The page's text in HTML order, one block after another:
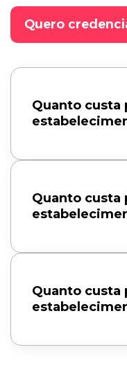
Quero
Quanto custa
Quanto custa
Quanto custa